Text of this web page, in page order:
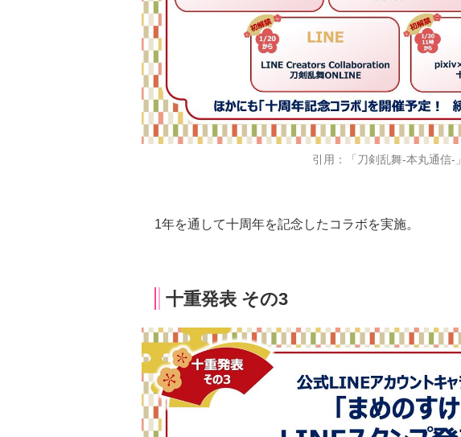
引用：「刀剣乱舞-本丸通信-」
1年を通して十周年を記念したコラボを実施。
十重発表 その3